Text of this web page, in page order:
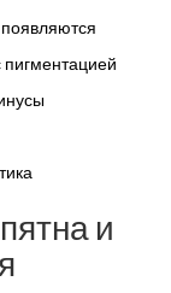
пигментацией
и